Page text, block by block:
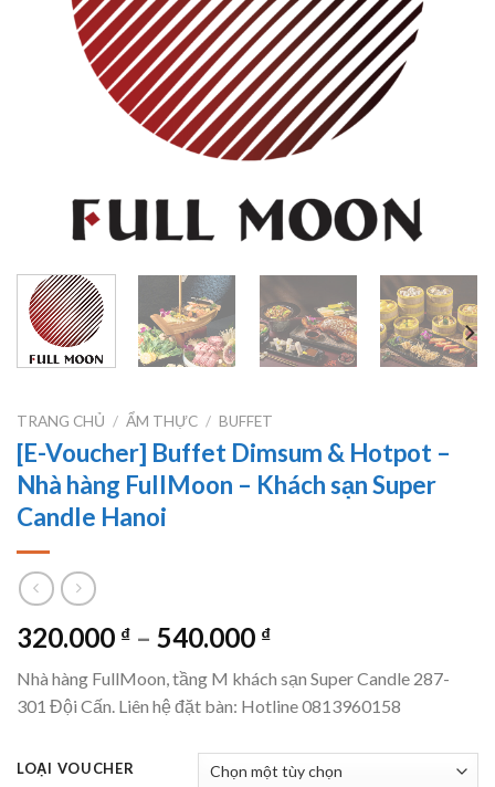
TRANG CHỦ / ẨM THỰC / BUFFET
[E-Voucher] Buffet Dimsum & Hotpot –
Nhà hàng FullMoon – Khách sạn Super
Candle Hanoi
320.000 ₫ – 540.000 ₫Khoảng
từ
320.000 ₫
540.000 ₫
Nhà hàng FullMoon, tầng M khách sạn Super Candle 287-
301 Đội Cấn. Liên hệ đặt bàn: Hotline 0813960158
LOẠI VOUCHER